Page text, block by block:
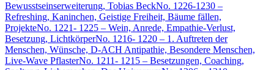
Bewusstseinserweiterung, Tobias BeckNo. 1226-1230 –
Refreshing, Kaninchen, Geistige Freiheit, Bäume fällen,
ProjekteNo. 1221- 1225 – Wein, Anrede, Empathie-Verlust,
Besetzung, LichtkörperNo. 1216- 1220 – 1. Auftreten der
Menschen, Wünsche, D-ACH Antipathie, Besondere Menschen,
Live-Wave PflasterNo. 1211- 1215 – Besetzungen, Coaching,